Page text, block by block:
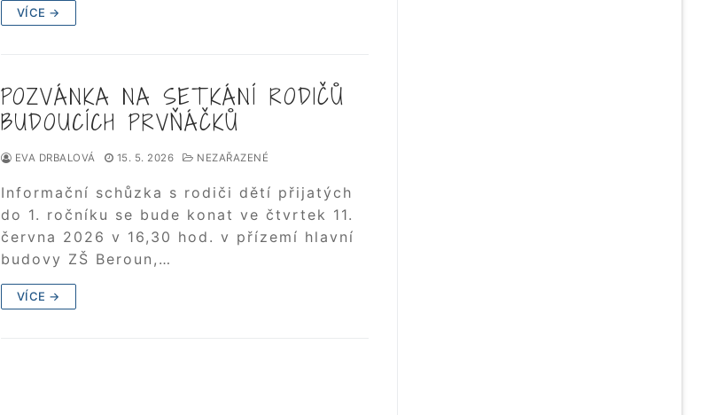
VÍCE →
POZVÁNKA NA SETKÁNÍ RODIČŮ
BUDOUCÍCH PRVŇÁČKŮ
EVA DRBALOVÁ 15. 5. 2026 NEZAŘAZENÉ
Informační schůzka s rodiči dětí přijatých
do 1. ročníku se bude konat ve čtvrtek 11.
června 2026 v 16,30 hod. v přízemí hlavní
budovy ZŠ Beroun,…
VÍCE →